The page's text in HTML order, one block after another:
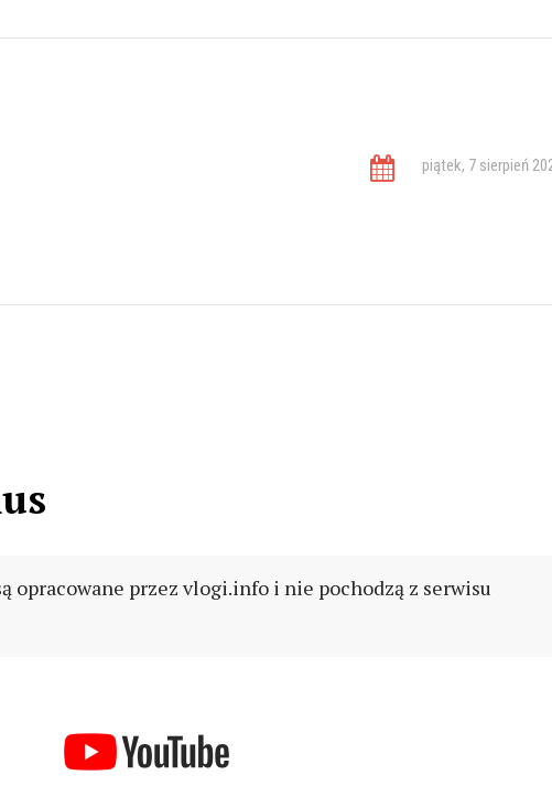
piątek, 7 sierpień
opracowane przez vlogi.info i nie pochodzą z serwisu